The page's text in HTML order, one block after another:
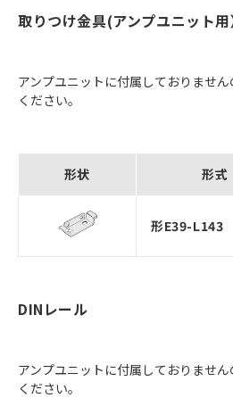
取りつけ金具(アンプユニット用
アンプユニットに付属しておりませ
ください。
形状 形式
形E39-L143
DINレール
アンプユニットに付属しておりませ
ください。